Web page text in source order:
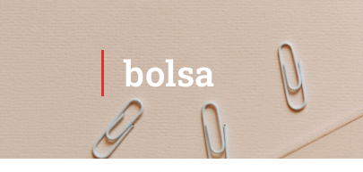
bolsa